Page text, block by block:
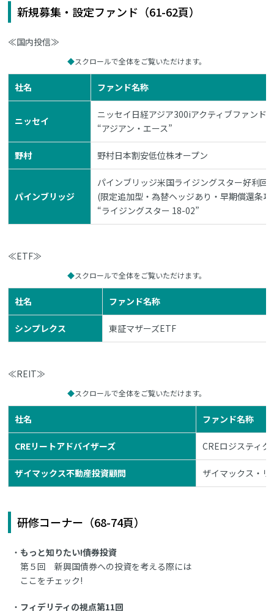
新規募集・設定ファンド（61-62頁）
≪国内投信≫
スクロールで全体をご覧いただけます。
社名 ファンド名称
ニッセイ
ニッセイ日経アジア300iアクティブファンド(
“アジアン・エース”
野村 野村日本割安低位株オープン
パインブリッジ
パインブリッジ米国ライジングスター好利
(限定追加型・為替ヘッジあり・早期償還条
“ライジングスター 18-02”
≪ETF≫
スクロールで全体をご覧いただけます。
社名 ファンド名称
シンプレクス 東証マザーズETF
≪REIT≫
スクロールで全体をご覧いただけます。
社名 ファンド名称
CREリートアドバイザーズ CREロジスティ
ザイマックス不動産投資顧問 ザイマックス・
研修コーナー（68-74頁）
もっと知りたい!債券投資
第５回 新興国債券への投資を考える際には
ここをチェック!
フィデリティの視点第11回